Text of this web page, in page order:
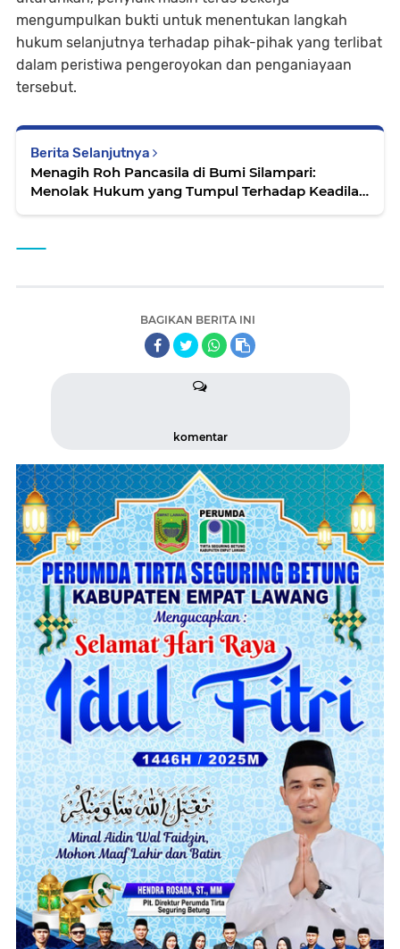
mengumpulkan bukti untuk menentukan langkah
hukum selanjutnya terhadap pihak-pihak yang terlibat
dalam peristiwa pengeroyokan dan penganiayaan
tersebut.
Berita Selanjutnya
Menagih Roh Pancasila di Bumi Silampari:
Menolak Hukum yang Tumpul Terhadap Keadilan
BAGIKAN BERITA INI
komentar